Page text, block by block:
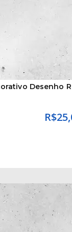
Desenho
R$